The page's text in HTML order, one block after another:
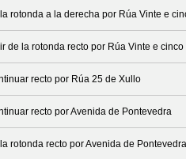
la rotonda a la derecha por Rúa Vinte e
de la rotonda recto por Rúa Vinte e
recto por Rúa 25 de Xullo
recto por Avenida de Pontevedra
rotonda recto por Avenida de Pontevedra